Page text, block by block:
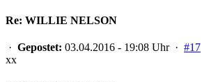
Re: WILLIE NELSON
· Gepostet: 03.04.2016 - 19:08 Uhr · #17
xx